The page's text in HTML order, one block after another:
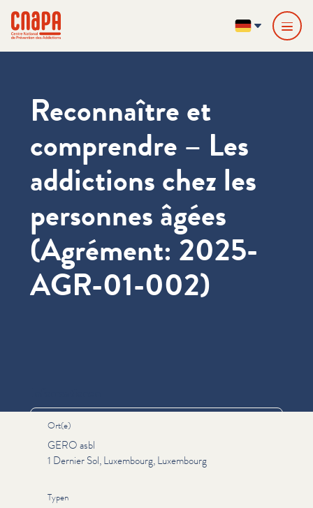
cnapa
DE
Reconnaître et
comprendre – Les
addictions chez les
personnes âgées
(Agrément: 2025-
AGR-01-002)
Ort(e)
GERO asbl
1 Dernier Sol, Luxembourg, Luxembourg
Typen